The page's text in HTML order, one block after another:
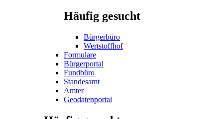
Häufig gesucht
Bürgerbüro
Wertstoffhof
Formulare
Bürgerportal
Fundbüro
Standesamt
Ämter
Geodatenportal